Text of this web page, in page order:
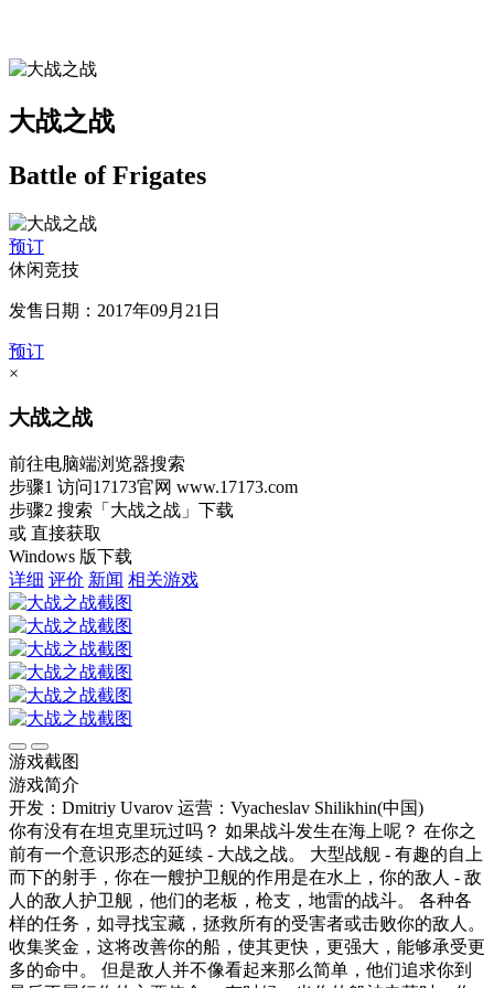
大战之战
Battle of Frigates
预订
休闲竞技
发售日期：2017年09月21日
预订
×
大战之战
前往电脑端浏览器搜索
步骤1 访问17173官网 www.17173.com
步骤2 搜索 「大战之战」 下载
或 直接获取
Windows 版下载
详细 评价 新闻 相关游戏
游戏截图
游戏简介
开发：Dmitriy Uvarov 运营：Vyacheslav Shilikhin(中国)
你有没有在坦克里玩过吗？ 如果战斗发生在海上呢？ 在你之
前有一个意识形态的延续 - 大战之战。 大型战舰 - 有趣的自上
而下的射手，你在一艘护卫舰的作用是在水上，你的敌人 - 敌
人的敌人护卫舰，他们的老板，枪支，地雷的战斗。 各种各
样的任务，如寻找宝藏，拯救所有的受害者或击败你的敌人。
收集奖金，这将改善你的船，使其更快，更强大，能够承受更
多的命中。 但是敌人并不像看起来那么简单，他们追求你到